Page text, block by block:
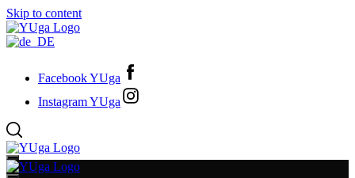
Skip to content
Facebook YUga
Instagram YUga